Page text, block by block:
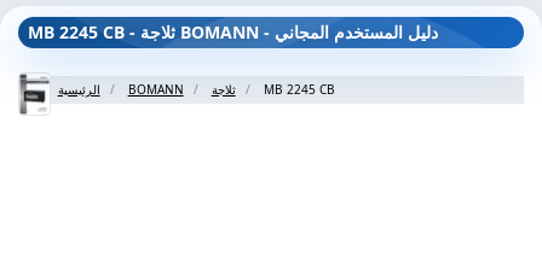
MB 2245 CB - ثلاجة BOMANN - دليل المستخدم المجاني
الرئيسية BOMANN ثلاجة MB 2245 CB